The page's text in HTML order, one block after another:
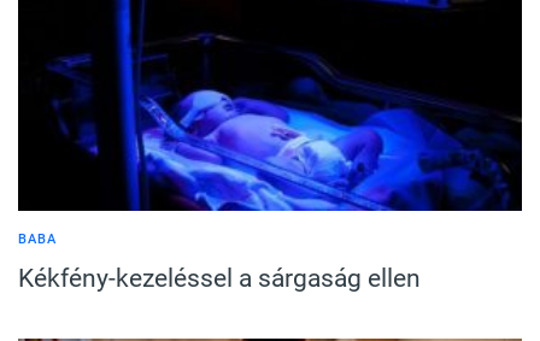
BABA
Kékfény-kezeléssel a sárgaság ellen